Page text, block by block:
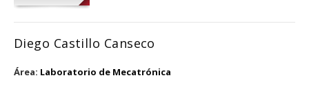
Diego Castillo Canseco
Área: Laboratorio de Mecatrónica